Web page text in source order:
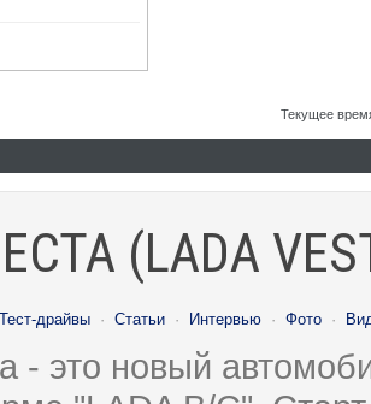
Текущее
(LADA
Тест-драйвы · Статьи · Интервью · Фото ·
- это новый